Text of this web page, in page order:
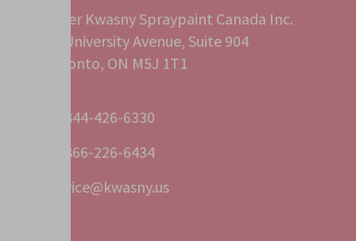
Peter Kwasny Spraypaint Canada Inc.
40 University Avenue, Suite 904
Toronto, ON M5J 1T1
+1 844-426-6330
+1 866-226-6434
service@kwasny.us